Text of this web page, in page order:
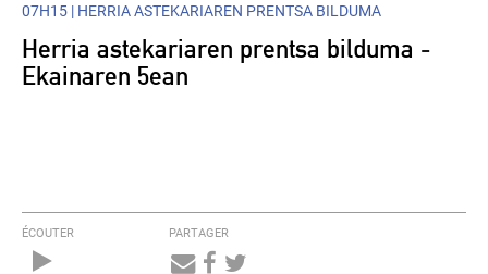
07H15 | HERRIA ASTEKARIAREN PRENTSA BILDUMA
Herria astekariaren prentsa bilduma -
Ekainaren 5ean
ÉCOUTER PARTAGER